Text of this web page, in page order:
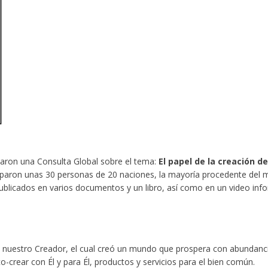
una Consulta Global sobre el tema: El papel de la creación
unas 30 personas de 20 naciones, la mayoría procedente del
en varios documentos y un libro, así como en un video
Creador, el cual creó un mundo que prospera con
crear con Él y para Él, productos y servicios para el bien común.